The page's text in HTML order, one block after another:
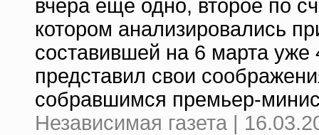
вчера еще одно, второе по
котором анализировались
составившей на 6 марта
представил свои
собравшимся премьер-
Независимая газета |